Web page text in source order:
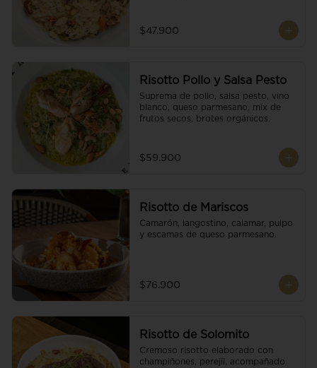
$47.900
Risotto Pollo y Salsa Pesto
Suprema de pollo, salsa pesto, vino
blanco, queso parmesano, mix de
frutos secos, brotes orgánicos.
$59.900
Risotto de Mariscos
Camarón, langostino, calamar, pulpo
y escamas de queso parmesano.
$76.900
Risotto de Solomito
Cremoso risotto elaborado con
champiñones, perejil, acompañado